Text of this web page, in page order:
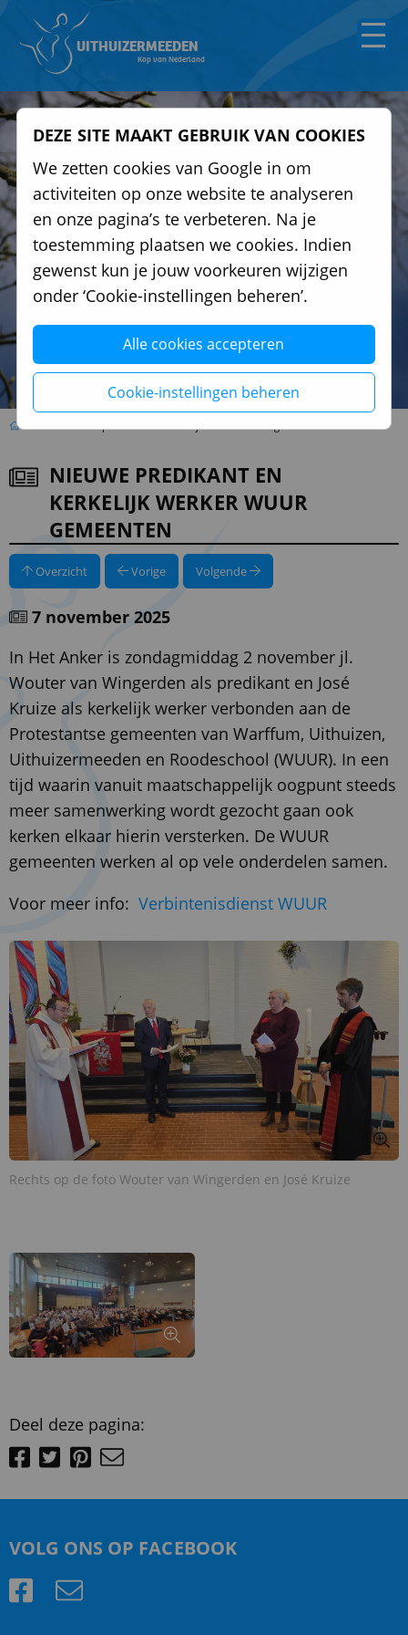
Kop van Nederland
UITHUIZERMEEDEN
Nieuwe predikant en kerkelijk werker WUUR gemeenten
NIEUWE PREDIKANT EN
KERKELIJK WERKER WUUR
GEMEENTEN
Overzicht Vorige Volgende
7 november 2025
In Het Anker is zondagmiddag 2 november jl.
Wouter van Wingerden als predikant en José
Kruize als kerkelijk werker verbonden aan de
Protestantse gemeenten van Warffum, Uithuizen,
Uithuizermeeden en Roodeschool (WUUR). In een
tijd waarin vanuit maatschappelijk oogpunt steeds
meer samenwerking wordt gezocht gaan ook
kerken elkaar hierin versterken. De WUUR
gemeenten werken al op vele onderdelen samen.
Voor meer info: Verbintenisdienst WUUR
Rechts op de foto Wouter van Wingerden en José Kruize
Deel deze pagina:
VOLG ONS OP FACEBOOK
DEZE SITE MAAKT GEBRUIK VAN COOKIES
We zetten cookies van Google in om
activiteiten op onze website te analyseren
en onze pagina’s te verbeteren. Na je
toestemming plaatsen we cookies. Indien
gewenst kun je jouw voorkeuren wijzigen
onder ‘Cookie-instellingen beheren’.
Alle cookies accepteren
Cookie-instellingen beheren